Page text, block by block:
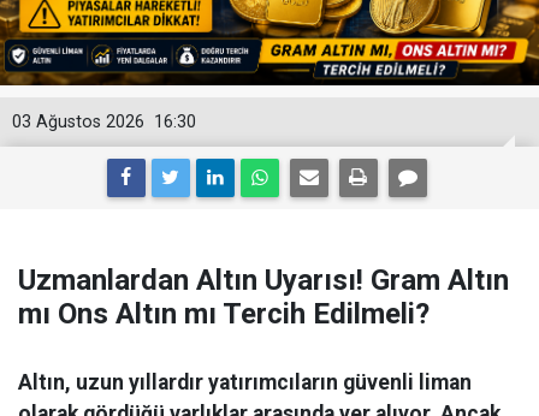
16:30
03 Ağustos 2026
Uzmanlardan Altın Uyarısı! Gram Altın
mı Ons Altın mı Tercih Edilmeli?
Altın, uzun yıllardır yatırımcıların güvenli liman